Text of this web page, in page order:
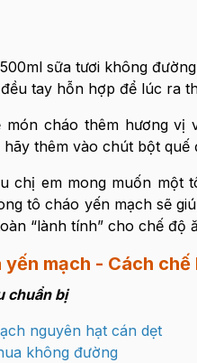
sữa tươi không
tay hỗn hợp để lúc ra
món cháo thêm hương vị
hãy thêm vào chút bột quế
chị em mong muốn một
tô cháo yến mạch sẽ
“lành tính” cho chế độ
yến mạch - Cách
chuẩn bị
nguyên hạt cán dẹt
không đường